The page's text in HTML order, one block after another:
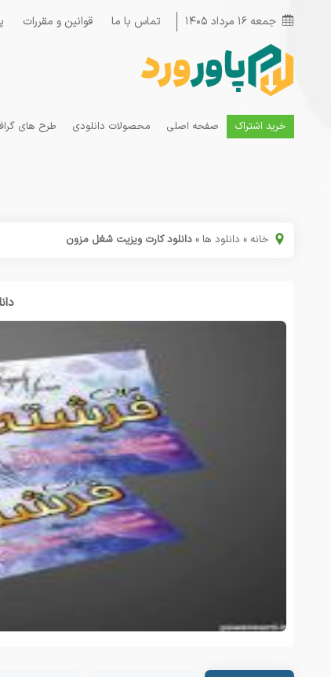
جمعه ۱۶ مرداد ۱۴۰۵ تماس با ما قوانین و مقررات
خرید اشتراک صفحه اصلی محصولات دانلودی طرح های
خانه » دانلود ها » دانلود کارت ویزیت شغل مزون